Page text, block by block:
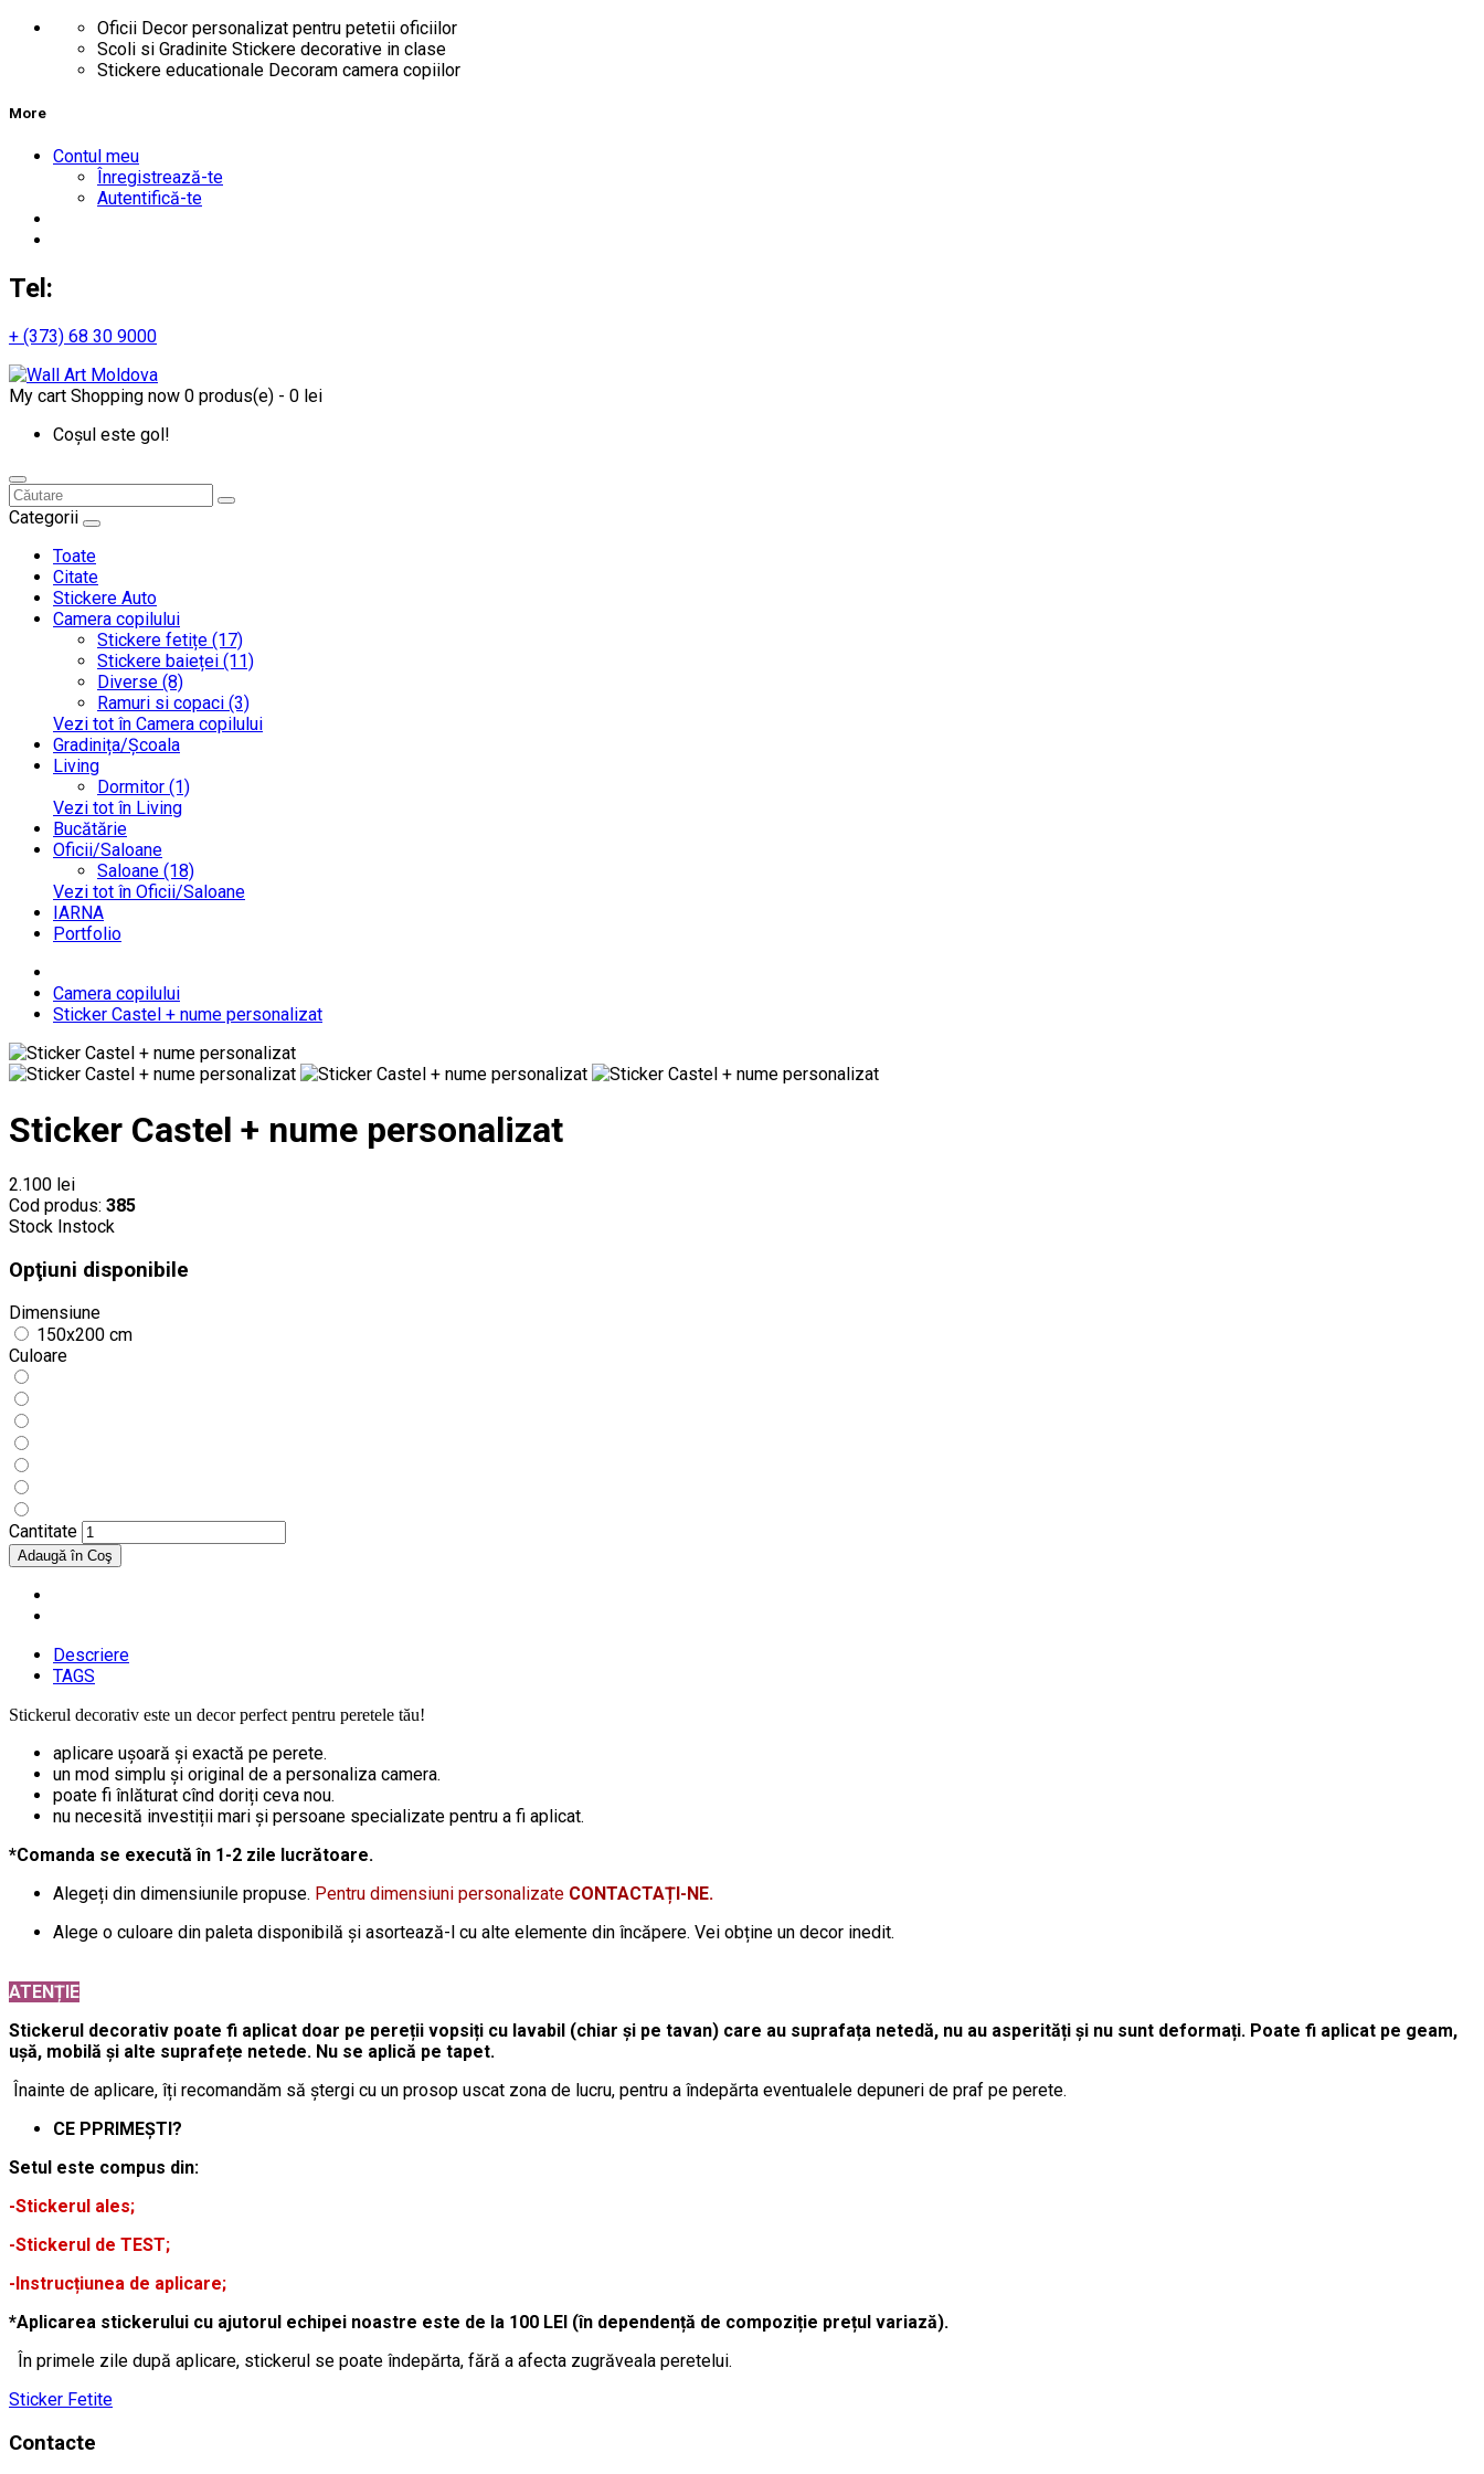
Oficii Decor personalizat pentru petetii oficiilor
Scoli si Gradinite Stickere decorative in clase
Stickere educationale Decoram camera copiilor
More
Contul meu
Înregistrează-te
Autentifică-te
Tel:
+ (373) 68 30 9000
My cart Shopping now 0 produs(e) - 0 lei
Coșul este gol!
Categorii
Toate
Citate
Stickere Auto
Camera copilului
Stickere fetițe (17)
Stickere baieței (11)
Diverse (8)
Ramuri si copaci (3)
Vezi tot în Camera copilului
Gradinița/Școala
Living
Dormitor (1)
Vezi tot în Living
Bucătărie
Oficii/Saloane
Saloane (18)
Vezi tot în Oficii/Saloane
IARNA
Portfolio
Camera copilului
Sticker Castel + nume personalizat
Sticker Castel + nume personalizat
2.100 lei
Cod produs: 385
Stock Instock
Opţiuni disponibile
Dimensiune
150x200 cm
Culoare
Cantitate
Descriere
TAGS
Stickerul decorativ este un decor perfect pentru peretele tău!
aplicare ușoară și exactă pe perete.
un mod simplu și original de a personaliza camera.
poate fi înlăturat cînd doriți ceva nou.
nu necesită investiții mari și persoane specializate pentru a fi aplicat.
*Comanda se execută în 1-2 zile lucrătoare.
Alegeți din dimensiunile propuse. Pentru dimensiuni personalizate CONTACTAȚI-NE.
Alege o culoare din paleta disponibilă și asortează-l cu alte elemente din încăpere. Vei obține un decor inedit.
ATENȚIE
Stickerul decorativ poate fi aplicat doar pe pereții vopsiți cu lavabil (chiar și pe tavan) care au suprafața netedă, nu au asperități și nu sunt deformați. Poate fi aplicat pe geam,
ușă, mobilă și alte suprafețe netede. Nu se aplică pe tapet.
Înainte de aplicare, îți recomandăm să ștergi cu un prosop uscat zona de lucru, pentru a îndepărta eventualele depuneri de praf pe perete.
CE PPRIMEȘTI?
Setul este compus din:
-Stickerul ales;
-Stickerul de TEST;
-Instrucțiunea de aplicare;
*Aplicarea stickerului cu ajutorul echipei noastre este de la 100 LEI (în dependență de compoziție prețul variază).
În primele zile după aplicare, stickerul se poate îndepărta, fără a afecta zugrăveala peretelui.
Sticker Fetite
Contacte